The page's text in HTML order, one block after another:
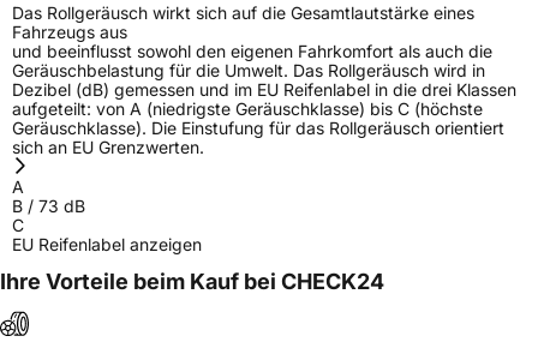
Das Rollgeräusch wirkt sich auf die Gesamtlautstärke eines
Fahrzeugs aus
und beeinflusst sowohl den eigenen Fahrkomfort als auch die
Geräuschbelastung für die Umwelt. Das Rollgeräusch wird in
Dezibel (dB) gemessen und im EU Reifenlabel in die drei Klassen
aufgeteilt: von A (niedrigste Geräuschklasse) bis C (höchste
Geräuschklasse). Die Einstufung für das Rollgeräusch orientiert
sich an EU Grenzwerten.
A
B / 73 dB
C
EU Reifenlabel anzeigen
Ihre Vorteile beim Kauf bei CHECK24